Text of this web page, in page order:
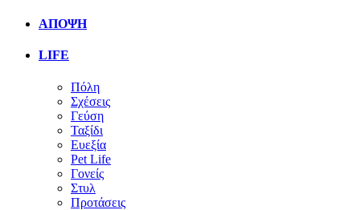
ΑΠΟΨΗ
LIFE
Πόλη
Σχέσεις
Γεύση
Ταξίδι
Ευεξία
Pet Life
Γονείς
Στυλ
Προτάσεις